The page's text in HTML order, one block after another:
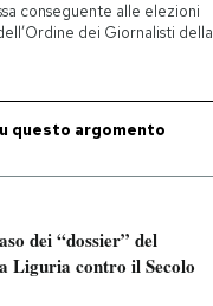
conseguente alle elezioni
dei Giornalisti della
questo argomento
dei “dossier” del
Liguria contro il Secolo